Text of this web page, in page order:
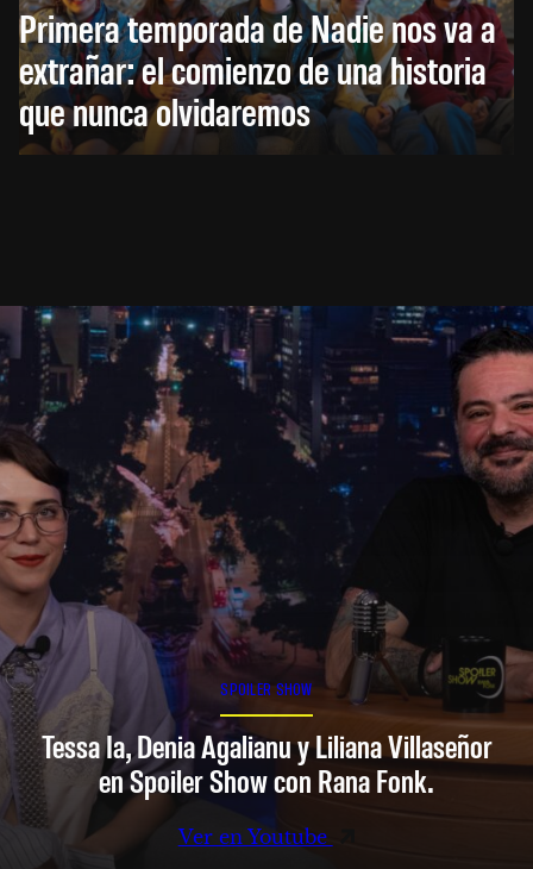
Primera temporada de Nadie nos va a
extrañar: el comienzo de una historia
que nunca olvidaremos
SPOILER SHOW
Tessa Ia, Denia Agalianu y Liliana Villaseñor
en Spoiler Show con Rana Fonk.
Ver en Youtube